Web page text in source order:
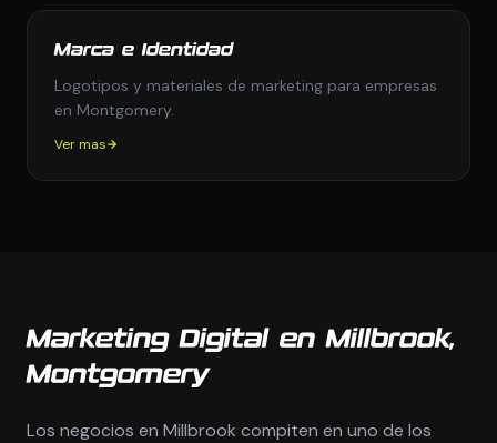
Marca e Identidad
Logotipos y materiales de marketing para empresas
en Montgomery.
Ver mas
Marketing Digital en Millbrook,
Montgomery
Los negocios en Millbrook compiten en uno de los